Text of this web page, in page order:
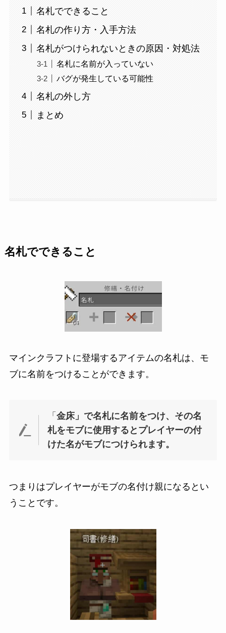
名札でできること
名札の作り方・入手方法
名札がつけられないときの原因・対処法
名札に名前が入っていない
バグが発生している可能性
名札の外し方
まとめ
名札でできること
マインクラフトに登場するアイテムの名札は、モ
ブに名前をつけることができます。
「金床」で名札に名前をつけ、その名
札をモブに使用するとプレイヤーの付
けた名がモブにつけられます。
つまりはプレイヤーがモブの名付け親になるとい
うことです。